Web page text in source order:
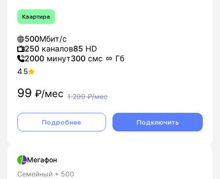
Квартира
500Мбит/с
250 каналов85 HD
2000 минут300 смс Гб
4.5
99 ₽/мес 1 299₽/мес
Подробнее Подключить
Мегафон
Семейный + 500